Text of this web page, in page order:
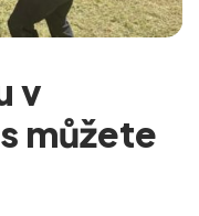
v
můžete